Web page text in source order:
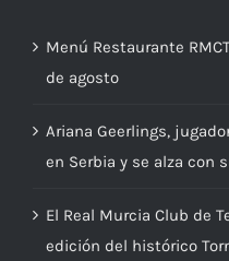
Menú Restaurante
de agosto
Ariana Geerlings,
en Serbia y se alza con
El Real Murcia Club de
edición del histórico